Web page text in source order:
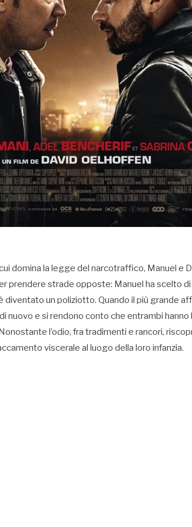
domina la legge del narcotraffico, Manuel e
prendere strade opposte: Manuel ha scelto
diventato un poliziotto. Quando il più grande
nuovo e si rendono conto che entrambi hanno
l’odio, fra tradimenti e rancori,
viscerale al luogo della loro infanzia.